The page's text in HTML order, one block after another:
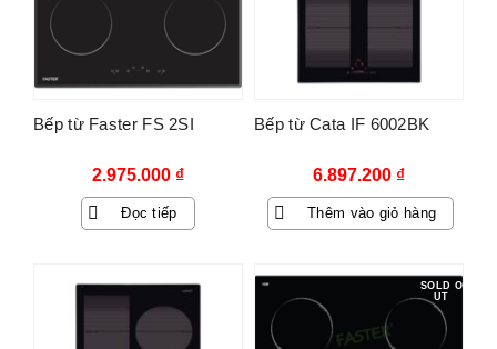
Bếp từ Faster FS 2SI
2.975.000 ₫
Đọc tiếp
Bếp từ Cata IF 6002BK
6.897.200 ₫
Thêm vào giỏ hàng
SOLD O
UT